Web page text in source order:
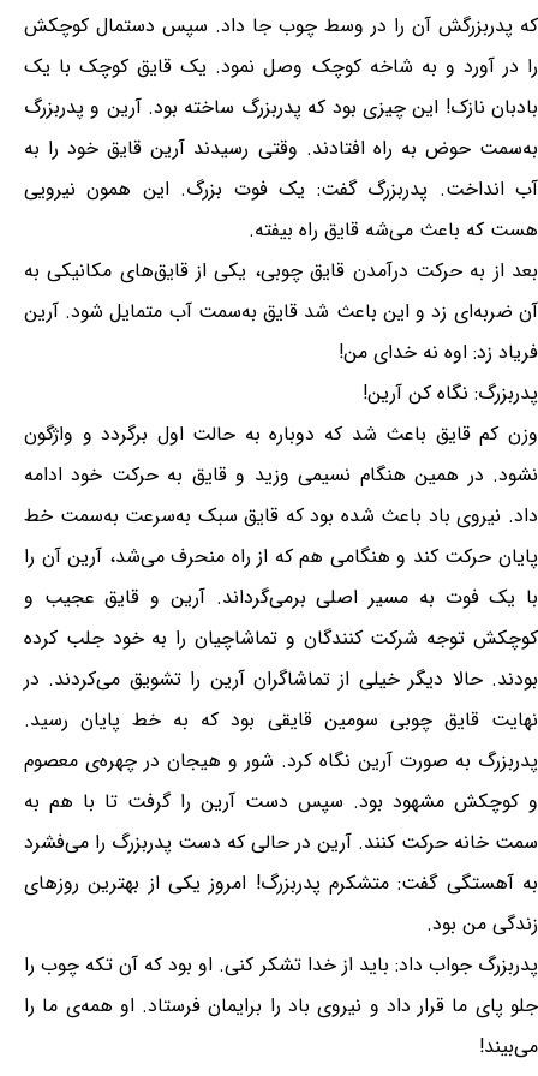
که پدربزرگش آن را در وسط چوب جا داد. سپس دستمال کوچکش
را در آورد و به شاخه کوچک وصل نمود. یک قایق کوچک با یک
بادبان نازک! این چیزی بود که پدربزرگ ساخته بود. آرین و پدربزرگ
به‌سمت حوض به راه افتادند. وقتی رسیدند آرین قایق خود را به
آب انداخت. پدربزرگ گفت: یک فوت بزرگ. این همون نیرویی
هست که باعث می‌شه قایق راه بیفته.
بعد از به حرکت درآمدن قایق چوبی، یکی از قایق‌های مکانیکی به
آن ضربه‌ای زد و این باعث شد قایق به‌سمت آب متمایل شود. آرین
فریاد زد: اوه نه خدای من!
پدربزرگ: نگاه کن آرین!
وزن کم قایق باعث شد که دوباره به حالت اول برگردد و واژگون
نشود. در همین هنگام نسیمی وزید و قایق به حرکت خود ادامه
داد. نیروی باد باعث شده بود که قایق سبک به‌سرعت به‌سمت خط
پایان حرکت کند و هنگامی هم که از راه منحرف می‌شد، آرین آن را
با یک فوت به مسیر اصلی برمی‌گرداند. آرین و قایق عجیب و
کوچکش توجه شرکت کنندگان و تماشاچیان را به خود جلب کرده
بودند. حالا دیگر خیلی از تماشاگران آرین را تشویق می‌کردند. در
نهایت قایق چوبی سومین قایقی بود که به خط پایان رسید.
پدربزرگ به صورت آرین نگاه کرد. شور و هیجان در چهره‌ی معصوم
و کوچکش مشهود بود. سپس دست آرین را گرفت تا با هم به
سمت خانه حرکت کنند. آرین در حالی که دست پدربزرگ را می‌فشرد
به آهستگی گفت: متشکرم پدربزرگ! امروز یکی از بهترین روزهای
زندگی من بود.
پدربزرگ جواب داد: باید از خدا تشکر کنی. او بود که آن تکه چوب را
جلو پای ما قرار داد و نیروی باد را برایمان فرستاد. او همه‌ی ما را
می‌بیند!